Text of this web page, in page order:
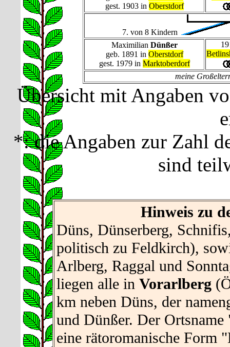
gest. 1903 in Oberstdorf
7. von 8 Kindern
Maximilian Dünßer
geb. 1891 in Oberstdorf
gest. 1979 in Marktoberdorf
meine
Übersicht mit Angaben
*: die Angaben zur Zahl
sind
Hinweis zu
Düns, Dünserberg,
politisch zu Feldkirch),
Arlberg, Raggal und
liegen alle in Vorarlberg
km neben Düns, der
und Dünßer. Der
eine rätoromanische Form